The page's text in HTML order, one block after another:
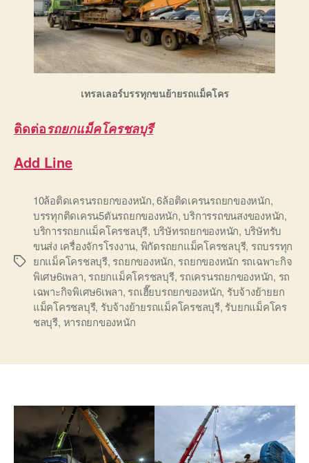
เทรลเลอร์บรรทุกขนย้ายรถแม็คโคร
ติดต่อรถยกแม็คโครชลบุรี
Add Line
Tags
10ล้อติดเครนรถยกของหนัก,6ล้อติดเครนรถยกของหนัก,
บรรทุกติดเครน5ตันรถยกของหนัก,บริการรถขนสงของหนัก,
บริการรถยกแม็คโครชลบุรี, บริษัทรถยกของหนัก, บริษัทรับ
ขนส่ง เครื่องจักรโรงงาน, พิกัดรถยกแม็คโครชลบุรี, รถบรรทุก
ยกแม็คโครชลบุรี, รถยกของหนัก, รถยกของหนัก รถเฉพาะกิจ
พิเศษ6เพลา, รถยกแม็คโครชลบุรี, รถเครนรถยกของหนัก, รถ
เฉพาะกิจพิเศษ6เพลา, รถเฮี๊ยบรถยกของหนัก, รับจ้างย้ายยก
แม็คโครชลบุรี, รับจ้างย้ายรถแม็คโครชลบุรี, รับยกแม็คโคร
ชลบุรี, หารถยกของหนัก